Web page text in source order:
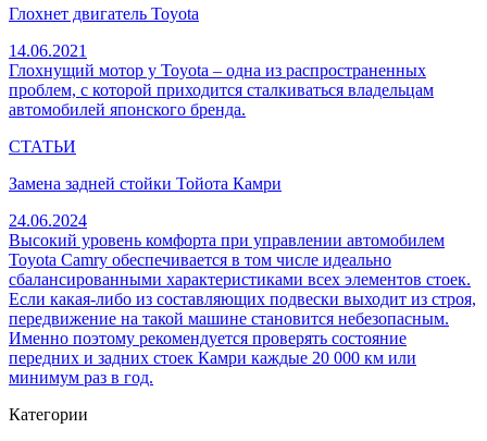
Глохнет двигатель Toyota
14.06.2021
Глохнущий мотор у Toyota – одна из распространенных
проблем, с которой приходится сталкиваться владельцам
автомобилей японского бренда.
СТАТЬИ
Замена задней стойки Тойота Камри
24.06.2024
Высокий уровень комфорта при управлении автомобилем
Toyota Camry обеспечивается в том числе идеально
сбалансированными характеристиками всех элементов стоек.
Если какая-либо из составляющих подвески выходит из строя,
передвижение на такой машине становится небезопасным.
Именно поэтому рекомендуется проверять состояние
передних и задних стоек Камри каждые 20 000 км или
минимум раз в год.
Категории